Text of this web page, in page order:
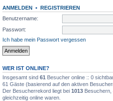
ANMELDEN • REGISTRIEREN
Benutzername:
Passwort:
Ich habe mein Passwort vergessen
WER IST ONLINE?
Insgesamt sind 61 Besucher online :: 0
61 Gäste (basierend auf den aktiven
Der Besucherrekord liegt bei 1013 Besuchern,
gleichzeitig online waren.